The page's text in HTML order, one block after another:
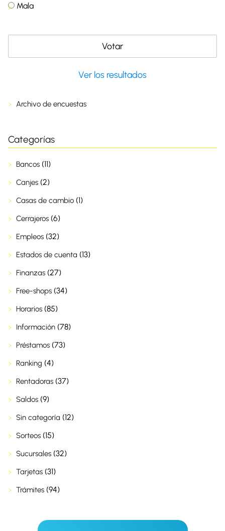
Mala
Ver los resultados
Archivo de encuestas
Categorías
Bancos (11)
Canjes (2)
Casas de cambio (1)
Cerrajeros (6)
Empleos (32)
Estados de cuenta (13)
Finanzas (27)
Free-shops (34)
Horarios (85)
Información (78)
Préstamos (73)
Ranking (4)
Rentadoras (37)
Saldos (9)
Sin categoría (12)
Sorteos (15)
Sucursales (32)
Tarjetas (31)
Trámites (94)